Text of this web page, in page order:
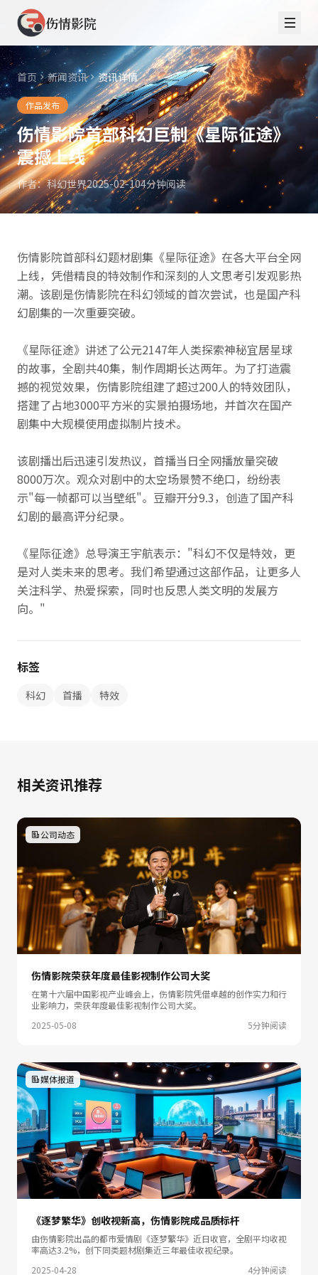
伤情影院
首页 新闻资讯 资讯详情
作品发布
伤情影院首部科幻巨制《星际征途》
震撼上线
作者：科幻世界2025-02-104分钟阅读
伤情影院首部科幻题材剧集《星际征途》在各大平台全网
上线，凭借精良的特效制作和深刻的人文思考引发观影热
潮。该剧是伤情影院在科幻领域的首次尝试，也是国产科
幻剧集的一次重要突破。
《星际征途》讲述了公元2147年人类探索神秘宜居星球
的故事，全剧共40集，制作周期长达两年。为了打造震
撼的视觉效果，伤情影院组建了超过200人的特效团队，
搭建了占地3000平方米的实景拍摄场地，并首次在国产
剧集中大规模使用虚拟制片技术。
该剧播出后迅速引发热议，首播当日全网播放量突破
8000万次。观众对剧中的太空场景赞不绝口，纷纷表
示"每一帧都可以当壁纸"。豆瓣开分9.3，创造了国产科
幻剧的最高评分纪录。
《星际征途》总导演王宇航表示："科幻不仅是特效，更
是对人类未来的思考。我们希望通过这部作品，让更多人
关注科学、热爱探索，同时也反思人类文明的发展方
向。"
标签
科幻 首播 特效
相关资讯推荐
公司动态
伤情影院荣获年度最佳影视制作公司大奖
在第十六届中国影视产业峰会上，伤情影院凭借卓越的创作实力和行
业影响力，荣获年度最佳影视制作公司大奖。
2025-05-08
5分钟阅读
媒体报道
《逐梦繁华》创收视新高，伤情影院成品质标杆
由伤情影院出品的都市爱情剧《逐梦繁华》近日收官，全剧平均收视
率高达3.2%，创下同类题材剧集近三年最佳收视纪录。
2025-04-28
4分钟阅读